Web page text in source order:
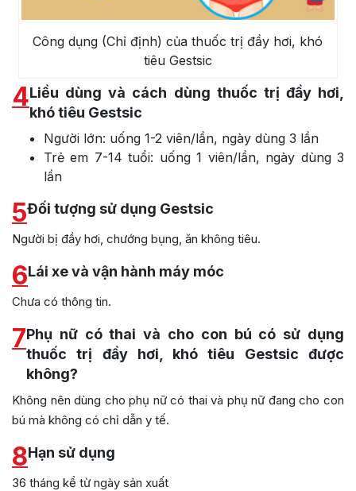
Công dụng (Chỉ định) của thuốc trị đầy hơi, khó
tiêu Gestsic
4Liều dùng và cách dùng thuốc trị đầy hơi,
khó tiêu Gestsic
Người lớn: uống 1-2 viên/lần, ngày dùng 3 lần
Trẻ em 7-14 tuổi: uống 1 viên/lần, ngày dùng 3
lần
5Đối tượng sử dụng Gestsic
Người bị đầy hơi, chướng bụng, ăn không tiêu.
6Lái xe và vận hành máy móc
Chưa có thông tin.
7Phụ nữ có thai và cho con bú có sử dụng
thuốc trị đầy hơi, khó tiêu Gestsic được
không?
Không nên dùng cho phụ nữ có thai và phụ nữ đang cho con
bú mà không có chỉ dẫn y tế.
8Hạn sử dụng
36 tháng kể từ ngày sản xuất